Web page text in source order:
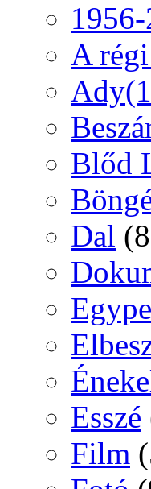
A
Blőd
Dal
Esszé
Film